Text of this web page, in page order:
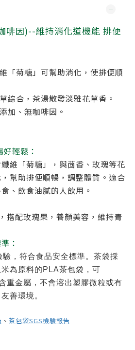
啡因)--維持消化道機能 排便
「菊糖」可幫助消化，使排便順
綜合，茶湯散發淡雅花草香。
加、無咖啡因。
好輕鬆：
維「菊糖」，與茴香、玫瑰等花
幫助排便順暢，調整體質。適合
、飲食油膩的人飲用。
搭配玫瑰果，養顏美容，維持青
：
，符合食品安全標準。茶袋採
為原料的PLA茶包袋，可
重金屬，不會溶出塑膠微粒或有
善環境。
、 茶包袋SGS檢驗報告